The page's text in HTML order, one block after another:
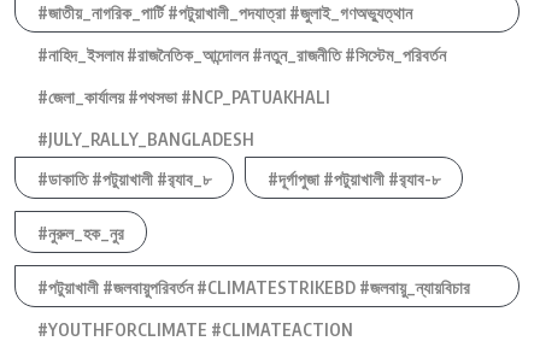
#জাতীয়_নাগরিক_পার্টি #পটুয়াখালী_পদযাত্রা #জুলাই_গণঅভ্যুত্থান
#নাহিদ_ইসলাম #রাজনৈতিক_আন্দোলন #নতুন_রাজনীতি #সিস্টেম_পরিবর্তন
#জেলা_কার্যালয় #পথসভা #NCP_PATUAKHALI
#JULY_RALLY_BANGLADESH
#ডাকাতি #পটুয়াখালী #র‍্যাব_৮
#দূর্গাপুজা #পটুয়াখালী #র‍্যাব-৮
#নুরুল_হক_নুর
#পটুয়াখালী #জলবায়ুপরিবর্তন #CLIMATESTRIKEBD #জলবায়ু_ন্যায়বিচার
#YOUTHFORCLIMATE #CLIMATEACTION